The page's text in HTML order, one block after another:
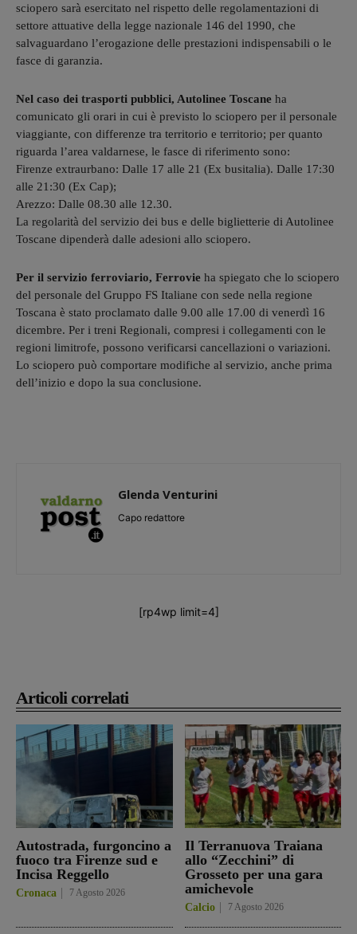
Articoli correlati
Autostrada, furgoncino a
fuoco tra Firenze sud e
Incisa Reggello
Cronaca 7 Agosto 2026
Il Terranuova Traiana
allo “Zecchini” di
Grosseto per una gara
amichevole
Calcio 7 Agosto 2026
sciopero sarà esercitato nel rispetto delle regolamentazioni di
settore attuative della legge nazionale 146 del 1990, che
salvaguardano l’erogazione delle prestazioni indispensabili o le
fasce di garanzia.
Nel caso dei trasporti pubblici, Autolinee Toscane ha
comunicato gli orari in cui è previsto lo sciopero per il personale
viaggiante, con differenze tra territorio e territorio; per quanto
riguarda l’area valdarnese, le fasce di riferimento sono:
Firenze extraurbano: Dalle 17 alle 21 (Ex busitalia). Dalle 17:30
alle 21:30 (Ex Cap);
Arezzo: Dalle 08.30 alle 12.30.
La regolarità del servizio dei bus e delle biglietterie di Autolinee
Toscane dipenderà dalle adesioni allo sciopero.
Per il servizio ferroviario, Ferrovie ha spiegato che lo sciopero
del personale del Gruppo FS Italiane con sede nella regione
Toscana è stato proclamato dalle 9.00 alle 17.00 di venerdì 16
dicembre. Per i treni Regionali, compresi i collegamenti con le
regioni limitrofe, possono verificarsi cancellazioni o variazioni.
Lo sciopero può comportare modifiche al servizio, anche prima
dell’inizio e dopo la sua conclusione.
Glenda Venturini
Capo redattore
[rp4wp limit=4]